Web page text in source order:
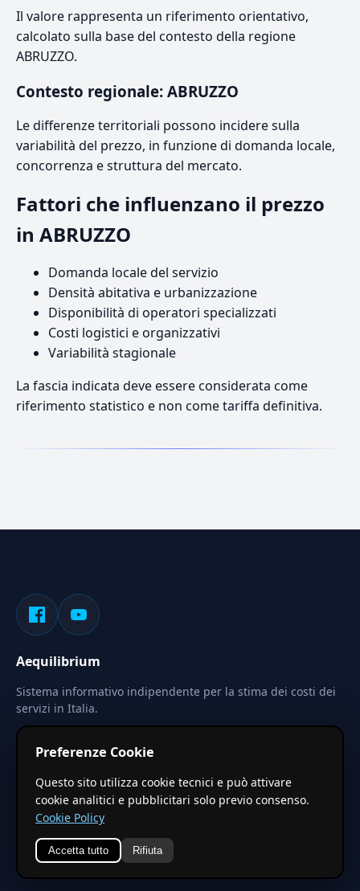
Il valore rappresenta un riferimento orientativo,
calcolato sulla base del contesto della regione
ABRUZZO.
Contesto regionale: ABRUZZO
Le differenze territoriali possono incidere sulla
variabilità del prezzo, in funzione di domanda locale,
concorrenza e struttura del mercato.
Fattori che influenzano il prezzo
in ABRUZZO
Domanda locale del servizio
Densità abitativa e urbanizzazione
Disponibilità di operatori specializzati
Costi logistici e organizzativi
Variabilità stagionale
La fascia indicata deve essere considerata come
riferimento statistico e non come tariffa definitiva.
Aequilibrium
Sistema informativo indipendente per la stima dei costi dei
servizi in Italia.
Le stime pubblicate sono calcolate tramite coefficienti
territoriali regionali applicati a valori base nazionali. Non
costituiscono preventivo ufficiale.
© 2026 Aequilibrium — Un progetto di vxd.mobi
Preferenze Cookie
Questo sito utilizza cookie tecnici e può attivare
cookie analitici e pubblicitari solo previo consenso.
Cookie Policy
Accetta tutto Rifiuta